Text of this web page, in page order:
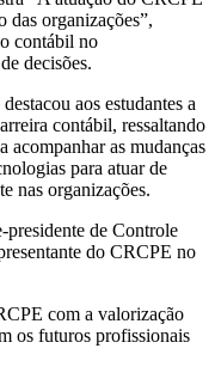
das organizações”,
contábil no
decisões.
aos estudantes a
contábil, ressaltando
acompanhar as mudanças
para atuar de
nas organizações.
de Controle
do CRCPE no
com a valorização
os futuros profissionais